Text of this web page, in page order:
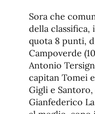
Sora che
della classifica,
quota 8 punti,
Campoverde
Antonio
capitan Tomei
Gigli e
Gianfederico